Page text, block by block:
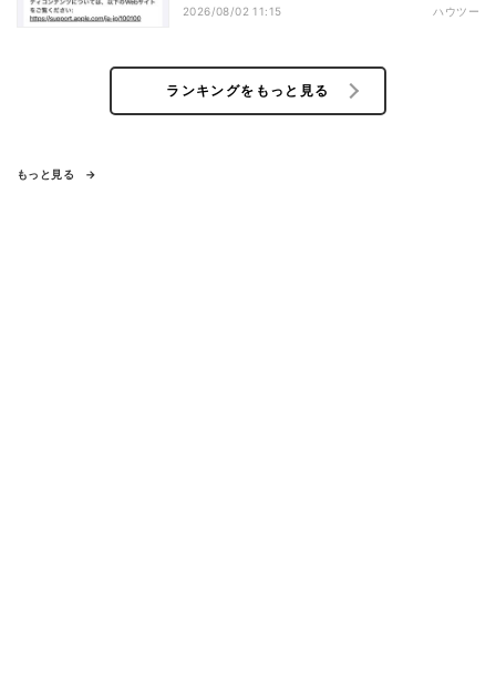
2026/08/02 11:15 ハウツー
ランキングをもっと見る
もっと見る